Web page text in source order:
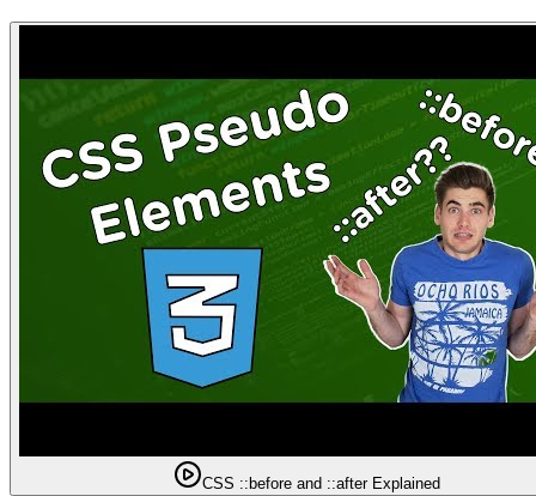
CSS ::before and ::after Explained